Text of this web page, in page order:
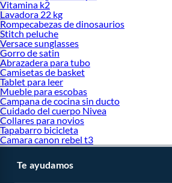
Vitamina k2
Lavadora 22 kg
Rompecabezas de dinosaurios
Stitch peluche
Versace sunglasses
Gorro de satin
Abrazadera para tubo
Camisetas de basket
Tablet para leer
Mueble para escobas
Campana de cocina sin ducto
Cuidado del cuerpo Nivea
Collares para novios
Tapabarro bicicleta
Camara canon rebel t3
Te ayudamos